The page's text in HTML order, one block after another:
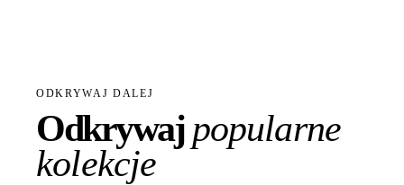
ODKRYWAJ DALEJ
Odkrywajpopularne
kolekcje